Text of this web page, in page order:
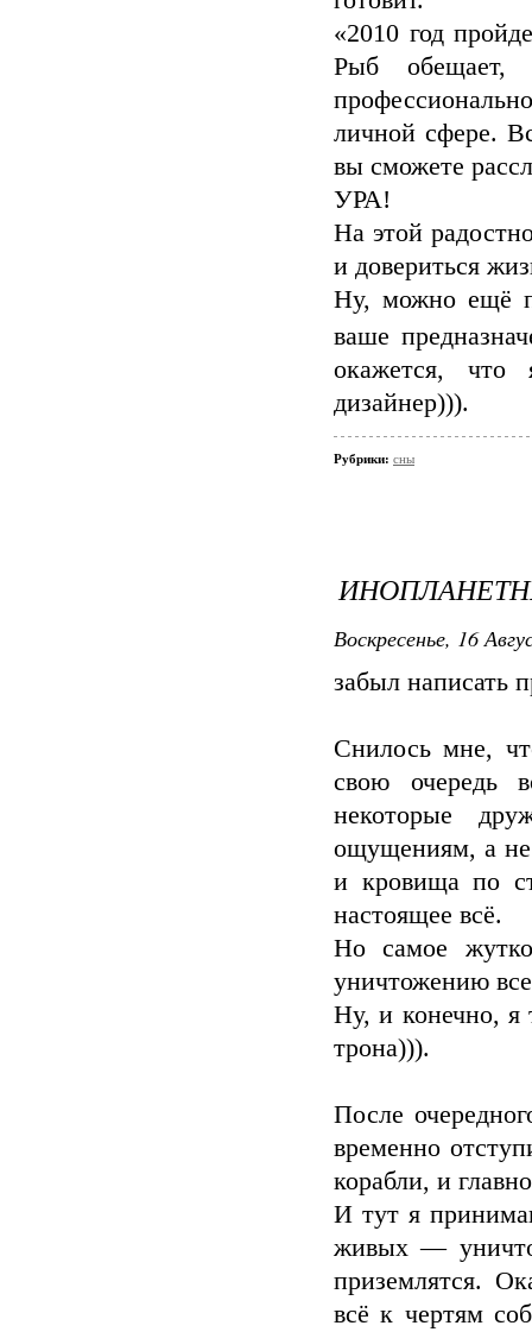
«2010 год
Рыб обещает,
личной сфере.
вы сможете
УРА!
На этой
и довериться
Ну, можно ещё
ваше
окажется, что
дизайнер))).
Рубрики: сны
Воскресенье, 16
забыл написать
Снилось мне,
свою очередь
некоторые
ощущениям, а
и кровища по
настоящее всё.
Но самое
уничтожению
Ну, и конечно, я
трона))).
После
временно
корабли, и
И тут я
живых —
приземлятся.
всё к чертям